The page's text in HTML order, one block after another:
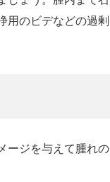
用のビデなどの過剰
ージを与えて腫れの